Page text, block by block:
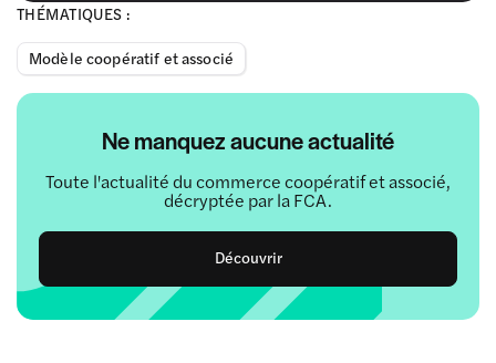
THÉMATIQUES :
Modèle coopératif et associé
Ne manquez aucune actualité
Toute l'actualité du commerce coopératif et associé,
décryptée par la FCA.
Découvrir